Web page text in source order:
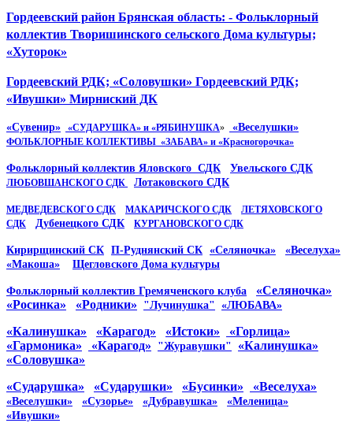
Гордеевский район Брянская область: - Фольклорный
коллектив Творишинского сельского Дома культуры;
«Хуторок»
Гордеевский РДК; «Соловушки» Гордеевский РДК;
«Ивушки» Мирниский ДК
«Сувенир» «СУДАРУШКА» и «РЯБИНУШКА» «Веселушки»
ФОЛЬКЛОРНЫЕ КОЛЛЕКТИВЫ «ЗАБАВА» и «Красногорочка»
Фольклорный коллектив Яловского СДК Увельского СДК
ЛЮБОВШАНСКОГО СДК Лотаковского СДК
МЕДВЕДЕВСКОГО СДК МАКАРИЧСКОГО СДК
ЛЕТЯХОВСКОГО
СДК
Дубенецкого СДК КУРГАНОВСКОГО СДК
Кирирщинский СК П-Руднянский СК «Селяночка»
«Веселуха»
«Макоша»
Щегловского Дома культуры
Фольклорный коллектив Гремяченского клуба
«Селяночка»
«Росинка»
«Родники» "Лучинушка" «ЛЮБАВА»
«Калинушка» «Карагод» «Истоки»
«Горлица»
«Гармоника»
«Карагод» "Журавушки"
«Калинушка»
«Соловушка»
«Сударушка»
«Сударушки» «Бусинки» «Веселуха»
«Веселушки» «Сузорье» «Дубравушка»
«Меленица»
«Ивушки»